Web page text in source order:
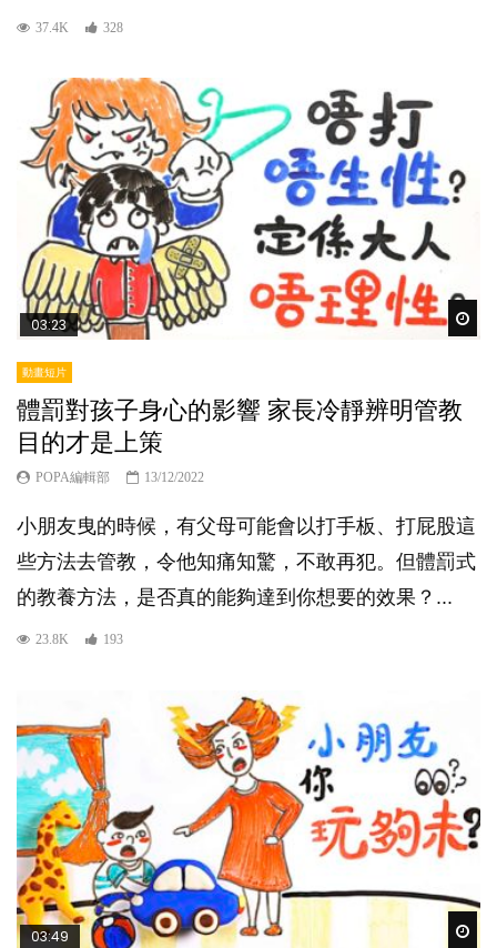
37.4K 328
03:23
動畫短片
體罰對孩子身心的影響 家長冷靜辨明管教
目的才是上策
POPA編輯部 13/12/2022
小朋友曳的時候，有父母可能會以打手板、打屁股這
些方法去管教，令他知痛知驚，不敢再犯。但體罰式
的教養方法，是否真的能夠達到你想要的效果？...
23.8K 193
03:49